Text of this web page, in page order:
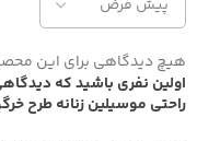
هیچ دیدگاهی برای این
اولین نفری باشید که
راحتی موسیلین زنانه طرح